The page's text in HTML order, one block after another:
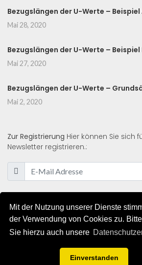
Mit der Nutzung unserer Dienste
der Verwendung von Cookies zu.
Sie hierzu auch unsere
Einverstanden
Bezugslängen der U-Werte – Beispiel
Mai 28, 2020
Bezugslängen der U-Werte –
Mai 27, 2020
Bezugslängen der U-Werte –
Mai 2, 2020
Zur Registrierung Hier können Sie sich
Newsletter registrieren.:
© 2019 - 2021 - Alle Rechte von
AGB/